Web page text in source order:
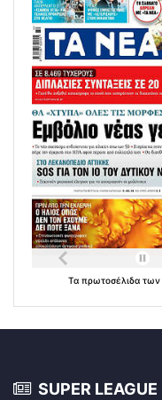
Τα πρωτοσέλιδα των
SUPER LEAGUE